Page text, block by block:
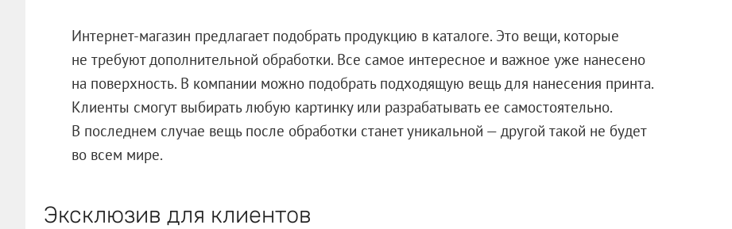
Интернет-магазин предлагает подобрать продукцию в каталоге. Это вещи, которые
не требуют дополнительной обработки. Все самое интересное и важное уже нанесено
на поверхность. В компании можно подобрать подходящую вещь для нанесения принта.
Клиенты смогут выбирать любую картинку или разрабатывать ее самостоятельно.
В последнем случае вещь после обработки станет уникальной — другой такой не будет
во всем мире.
Эксклюзив для клиентов